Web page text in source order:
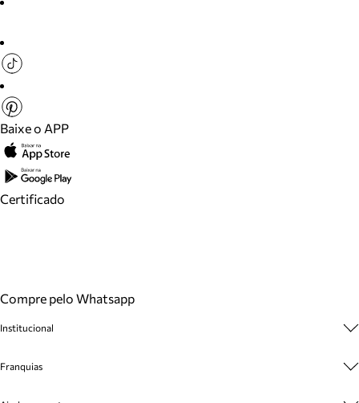
Baixe o APP
Certificado
Compre pelo Whatsapp
Institucional
Cashback
Franquias